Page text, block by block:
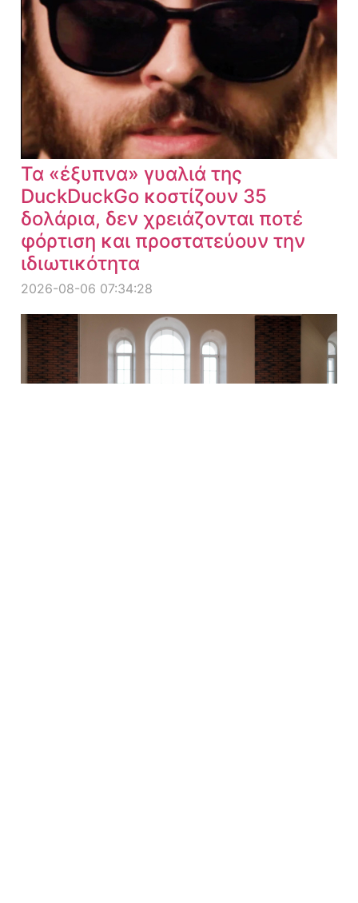
Τα «έξυπνα» γυαλιά της
DuckDuckGo κοστίζουν 35
δολάρια, δεν χρειάζονται ποτέ
φόρτιση και προστατεύουν την
ιδιωτικότητα
2026-08-06 07:34:28